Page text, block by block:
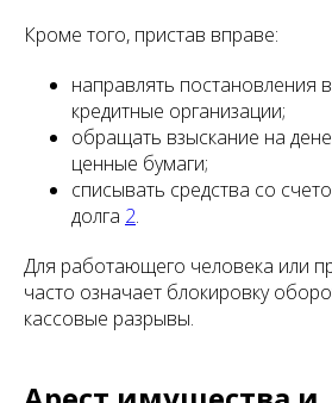
Кроме того, пристав вправе:
направлять постановления
кредитные организации;
обращать взыскание на
ценные бумаги;
списывать средства со
долга 2.
Для работающего человека или
часто означает блокировку
кассовые разрывы.